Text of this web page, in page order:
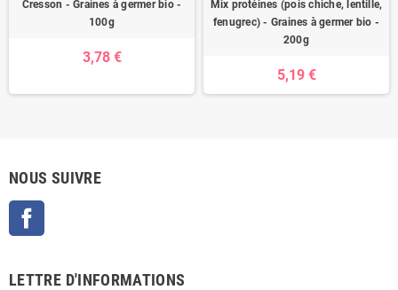
Cresson - Graines à germer bio -
100g
3,78 €
Mix protéines (pois chiche, lentille,
fenugrec) - Graines à germer bio -
200g
5,19 €
NOUS SUIVRE
LETTRE D'INFORMATIONS